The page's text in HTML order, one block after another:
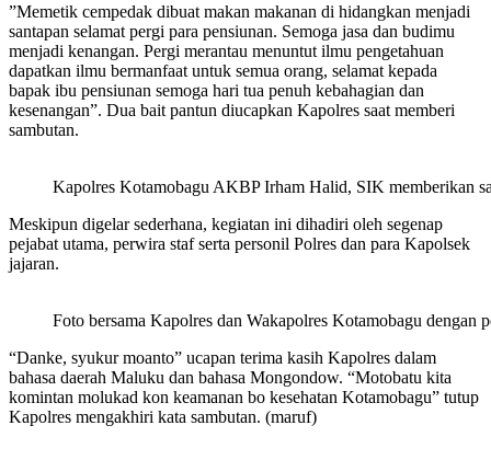
”Memetik cempedak dibuat makan makanan di hidangkan menjadi
santapan selamat pergi para pensiunan. Semoga jasa dan budimu
menjadi kenangan. Pergi merantau menuntut ilmu pengetahuan
dapatkan ilmu bermanfaat untuk semua orang, selamat kepada
bapak ibu pensiunan semoga hari tua penuh kebahagian dan
kesenangan”. Dua bait pantun diucapkan Kapolres saat memberi
sambutan.
Kapolres Kotamobagu AKBP Irham Halid, SIK memberikan
Meskipun digelar sederhana, kegiatan ini dihadiri oleh segenap
pejabat utama, perwira staf serta personil Polres dan para Kapolsek
jajaran.
Foto bersama Kapolres dan Wakapolres Kotamobagu dengan
“Danke, syukur moanto” ucapan terima kasih Kapolres dalam
bahasa daerah Maluku dan bahasa Mongondow. “Motobatu kita
komintan molukad kon keamanan bo kesehatan Kotamobagu” tutup
Kapolres mengakhiri kata sambutan. (maruf)